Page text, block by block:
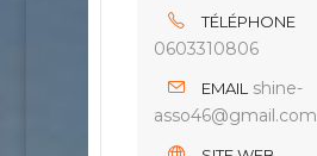
TÉLÉPHONE
0603310806
EMAIL
shine-
asso46@gmail.com